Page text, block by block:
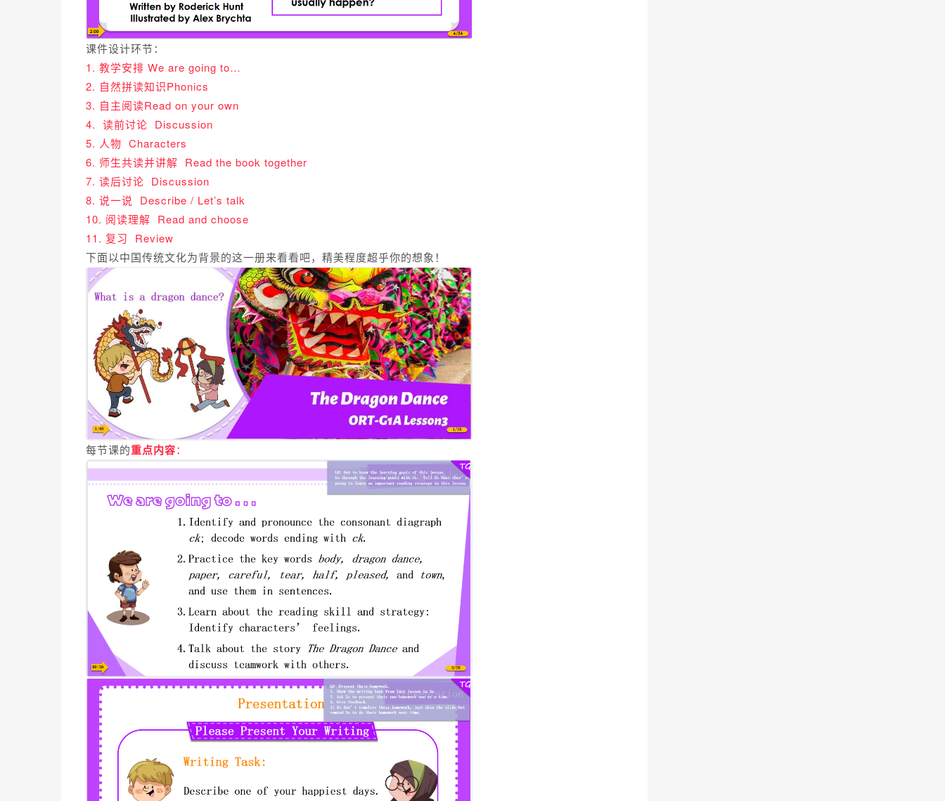
课件设计环节：
1. 教学安排 We are going to…
2. 自然拼读知识Phonics
3. 自主阅读Read on your own
4. 读前讨论 Discussion
5. 人物 Characters
6. 师生共读并讲解 Read the book together
7. 读后讨论 Discussion
8. 说一说 Describe / Let’s talk
10. 阅读理解 Read and choose
11. 复习 Review
下面以中国传统文化为背景的这一册来看看吧，精美程度超乎你的想象！
每节课的重点内容：